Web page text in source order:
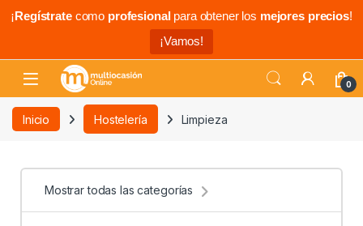
¡Regístratecomo profesionalpara obtener los mejores precios!
¡Vamos!
0
Inicio Hostelería Limpieza
Mostrar todas las categorías